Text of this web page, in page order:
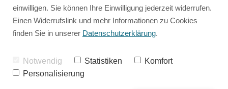
Mammalian Design
Rückblicke
Animal Code
Das 1:1 wo wir individuell auf deine Fellnase eingehen.
einwilligen. Sie können Ihre Einwilligung jederzeit widerrufen.
Einen Widerrufslink und mehr Informationen zu Cookies
finden Sie in unserer Datenschutzerklärung.
Notwendig Statistiken
Komfort
Personalisierung